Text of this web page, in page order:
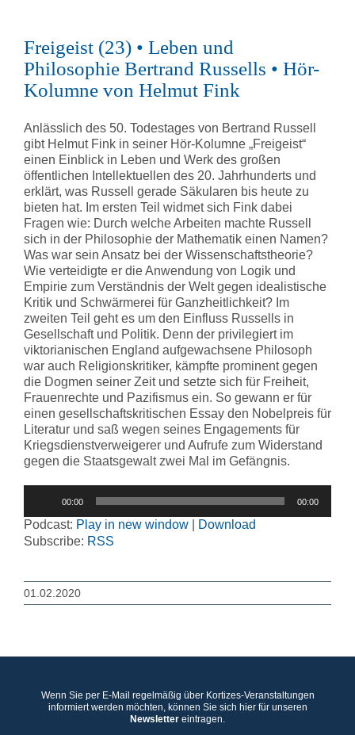
Freigeist (23) • Leben und
Philosophie Bertrand Russells • Hör-
Kolumne von Helmut Fink
Anlässlich des 50. Todestages von Bertrand Russell
gibt Helmut Fink in seiner Hör-Kolumne „Freigeist“
einen Einblick in Leben und Werk des großen
öffentlichen Intellektuellen des 20. Jahrhunderts und
erklärt, was Russell gerade Säkularen bis heute zu
bieten hat. Im ersten Teil widmet sich Fink dabei
Fragen wie: Durch welche Arbeiten machte Russell
sich in der Philosophie der Mathematik einen Namen?
Was war sein Ansatz bei der Wissenschaftstheorie?
Wie verteidigte er die Anwendung von Logik und
Empirie zum Verständnis der Welt gegen idealistische
Kritik und Schwärmerei für Ganzheitlichkeit? Im
zweiten Teil geht es um den Einfluss Russells in
Gesellschaft und Politik. Denn der privilegiert im
viktorianischen England aufgewachsene Philosoph
war auch Religionskritiker, kämpfte prominent gegen
die Dogmen seiner Zeit und setzte sich für Freiheit,
Frauenrechte und Pazifismus ein. So gewann er für
einen gesellschaftskritischen Essay den Nobelpreis für
Literatur und saß wegen seines Engagements für
Kriegsdienstverweigerer und Aufrufe zum Widerstand
gegen die Staatsgewalt zwei Mal im Gefängnis.
00:00 00:00
Podcast: Play in new window
Download
Subscribe: RSS
01.02.2020
Wenn Sie per E-Mail regelmäßig über Kortizes-Veranstaltungen
informiert werden möchten, können Sie sich hier für unseren
Newsletter eintragen.